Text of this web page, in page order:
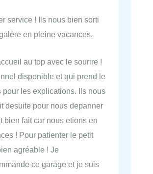
service ! Ils nous bien sorti
en pleine vacances.
au top avec le sourire !
disponible et qui prend le
pour les explications. Ils nous
desuite pour nous depanner
bien fait car nous etions en
! Pour patienter le petit
agréable ! Je
ce garage et je suis